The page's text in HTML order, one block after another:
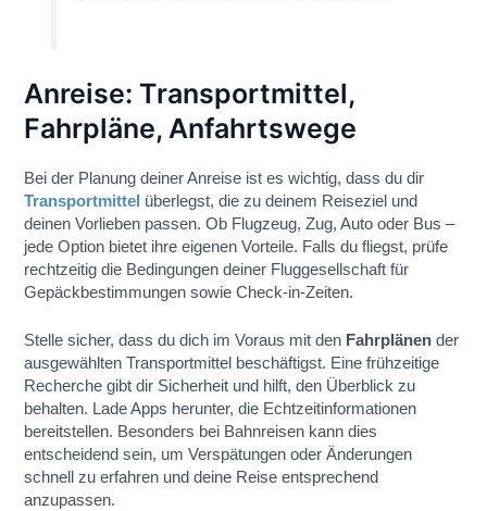
Anreise: Transportmittel,
Fahrpläne, Anfahrtswege
Bei der Planung deiner Anreise ist es wichtig, dass du dir
Transportmittel überlegst, die zu deinem Reiseziel und
deinen Vorlieben passen. Ob Flugzeug, Zug, Auto oder Bus –
jede Option bietet ihre eigenen Vorteile. Falls du fliegst, prüfe
rechtzeitig die Bedingungen deiner Fluggesellschaft für
Gepäckbestimmungen sowie Check-in-Zeiten.
Stelle sicher, dass du dich im Voraus mit den Fahrplänen der
ausgewählten Transportmittel beschäftigst. Eine frühzeitige
Recherche gibt dir Sicherheit und hilft, den Überblick zu
behalten. Lade Apps herunter, die Echtzeitinformationen
bereitstellen. Besonders bei Bahnreisen kann dies
entscheidend sein, um Verspätungen oder Änderungen
schnell zu erfahren und deine Reise entsprechend
anzupassen.